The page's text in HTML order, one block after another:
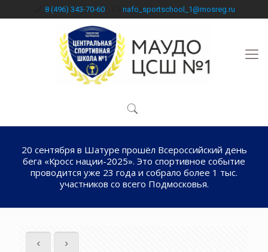
8 (496) 343-70-60 nafo_sportschool_1@mosreg.ru
20 сентября в Шатуре прошёл Всероссийский день
бега «Кросс нации-2025». Это спортивное событие
проводится уже 23 года и собрало более 1 тыс.
участников со всего Подмосковья.